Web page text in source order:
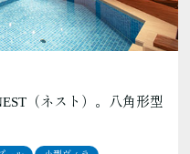
（ネスト）。八角形型